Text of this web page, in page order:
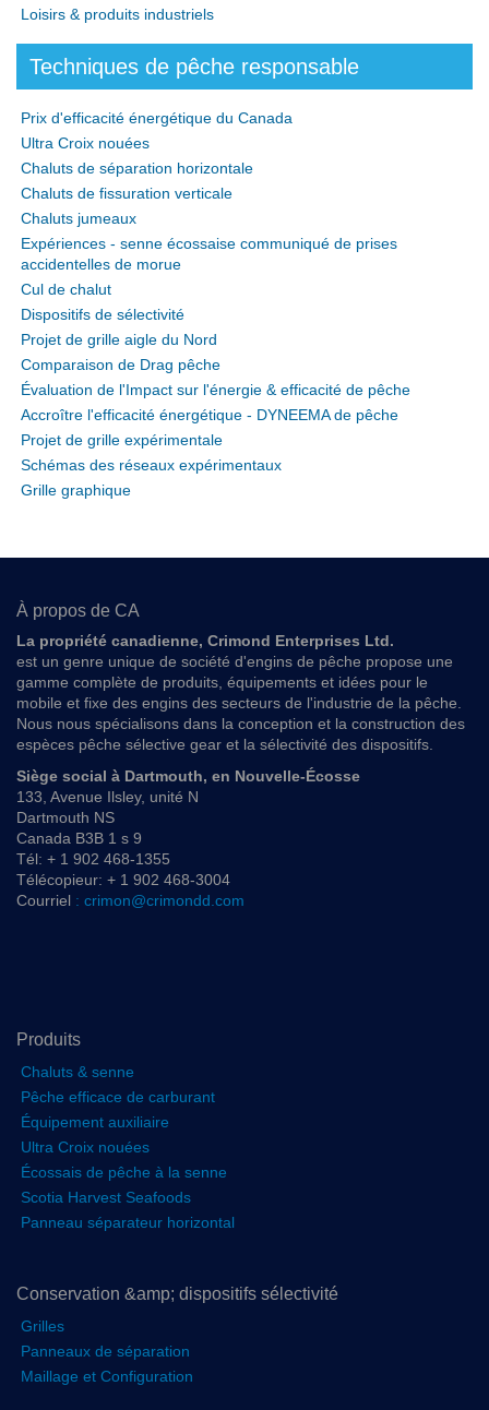
Loisirs & produits industriels
Techniques de pêche responsable
Prix d'efficacité énergétique du Canada
Ultra Croix nouées
Chaluts de séparation horizontale
Chaluts de fissuration verticale
Chaluts jumeaux
Expériences - senne écossaise communiqué de prises
accidentelles de morue
Cul de chalut
Dispositifs de sélectivité
Projet de grille aigle du Nord
Comparaison de Drag pêche
Évaluation de l'Impact sur l'énergie & efficacité de pêche
Accroître l'efficacité énergétique - DYNEEMA de pêche
Projet de grille expérimentale
Schémas des réseaux expérimentaux
Grille graphique
À propos de CA
La propriété canadienne, Crimond Enterprises Ltd.
est un genre unique de société d'engins de pêche propose une
gamme complète de produits, équipements et idées pour le
mobile et fixe des engins des secteurs de l'industrie de la pêche.
Nous nous spécialisons dans la conception et la construction des
espèces pêche sélective gear et la sélectivité des dispositifs.
Siège social à Dartmouth, en Nouvelle-Écosse
133, Avenue Ilsley, unité N
Dartmouth NS
Canada B3B 1 s 9
Tél: + 1 902 468-1355
Télécopieur: + 1 902 468-3004
Courriel : crimon@crimondd.com
Produits
Chaluts & senne
Pêche efficace de carburant
Équipement auxiliaire
Ultra Croix nouées
Écossais de pêche à la senne
Scotia Harvest Seafoods
Panneau séparateur horizontal
Conservation &amp; dispositifs sélectivité
Grilles
Panneaux de séparation
Maillage et Configuration